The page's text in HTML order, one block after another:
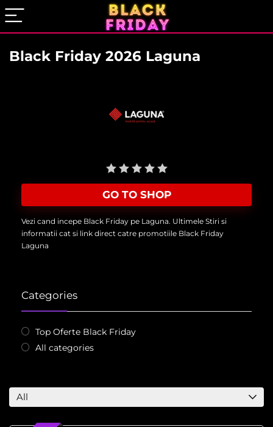
Black Friday 2026 Laguna
GO TO SHOP
Vezi cand incepe Black Friday pe Laguna. Ultimele Stiri si
informatii cat si link direct catre promotiile Black Friday
Laguna
Categories
Top Oferte Black Friday
All categories
All